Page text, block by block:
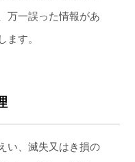
万一誤った情報があ
ます。
い、滅失又はき損の